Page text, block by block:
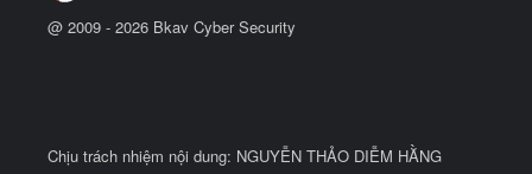
@ 2009 - 2026 Bkav Cyber Security
Chịu trách nhiệm nội dung: NGUYỄN THẢO DIỄM HẰNG